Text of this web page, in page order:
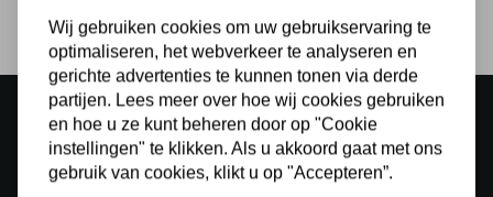
Sfeervolle showroom
500 m2 lampenwinkel in Rijssen
Gratis verzending
Wij gebruiken cookies om uw gebruikservaring te
optimaliseren, het webverkeer te analyseren en
gerichte advertenties te kunnen tonen via derde
partijen. Lees meer over hoe wij cookies gebruiken
en hoe u ze kunt beheren door op "Cookie
instellingen" te klikken. Als u akkoord gaat met ons
gebruik van cookies, klikt u op "Accepteren”.